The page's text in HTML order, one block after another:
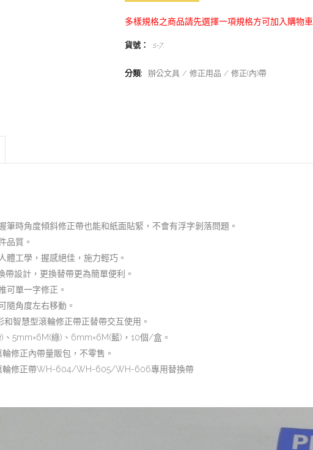
多樣規格之商品請先選擇一項規格方可加入購物車
貨號： s-7.
分類: 辦公文具 修正用品 修正(內)帶
時角度傾斜修正帶也能和紙面貼緊，不會有浮字剝落問題。
品質。
工學，握感絕佳，施力輕巧。
設計，更換替帶更為簡單便利。
可單一字修正。
隨角度左右移動。
智慧型滾輪修正帶正替帶交互使用。
5mm×6M(綠)、6mm×6M(藍)，10個/盒。
修正內帶量販包，不零售。
輪修正帶WH-604/WH-605/WH-606專用替換帶